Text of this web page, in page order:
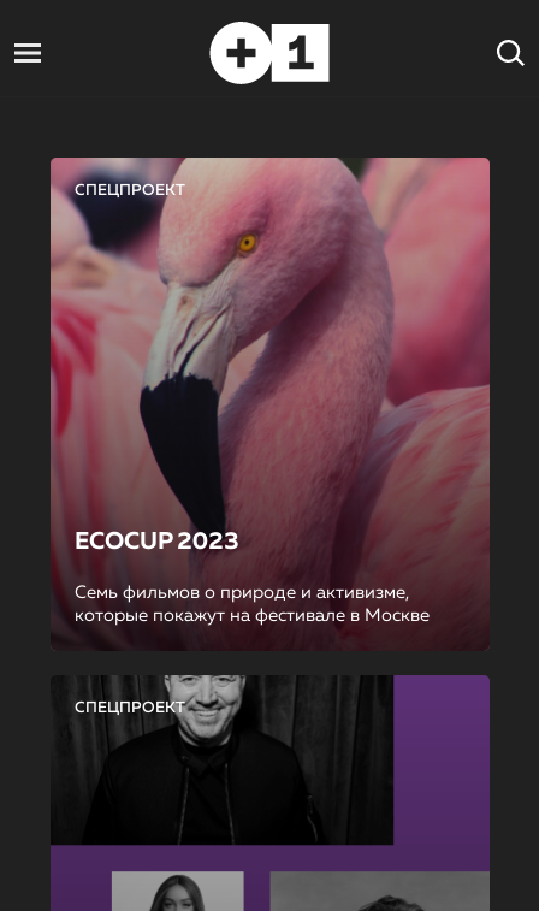
СПЕЦПРОЕКТ
ECOCUP 2023
Семь фильмов о природе и активизме,
которые покажут на фестивале в Москве
СПЕЦПРОЕКТ